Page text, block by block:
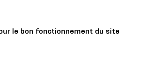
le bon fonctionnement du site